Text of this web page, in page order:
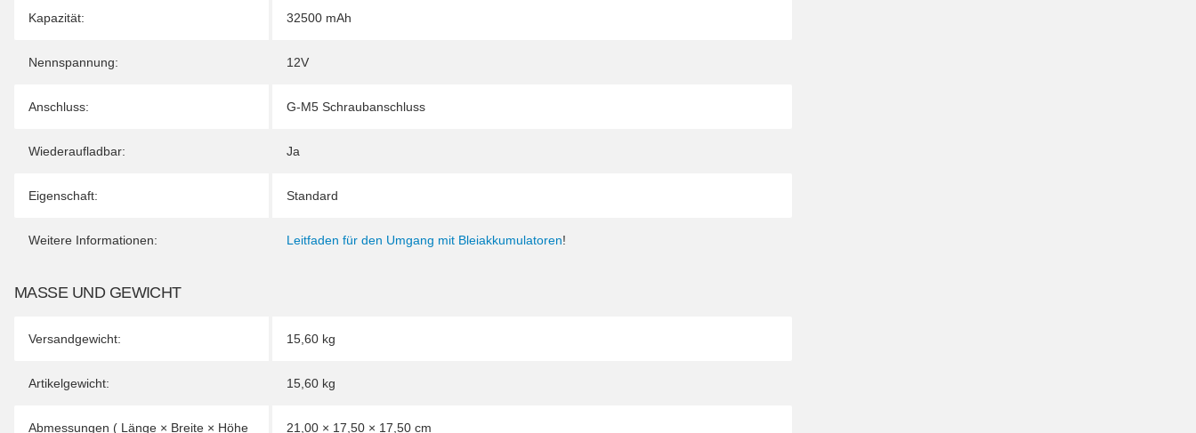
Kapazität: 32500 mAh
Nennspannung: 12V
Anschluss: G-M5 Schraubanschluss
Wiederaufladbar: Ja
Eigenschaft: Standard
Weitere Informationen: Leitfaden für den Umgang mit Bleiakkumulatoren!
MASSE UND GEWICHT
Versandgewicht: 15,60 kg
Artikelgewicht: 15,60 kg
Abmessungen ( Länge × Breite × Höhe
21,00 × 17,50 × 17,50 cm